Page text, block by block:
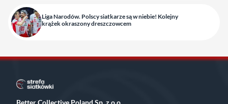
Liga Narodów. Polscy siatkarze są w niebie! Kolejny
krążek okraszony dreszczowcem
Better Collective Poland Sp. z o.o.